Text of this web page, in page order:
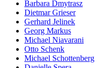
Barbara Dmytrasz
Dietmar Grieser
Gerhard Jelinek
Georg Markus
Michael Niavarani
Otto Schenk
Michael Schottenberg